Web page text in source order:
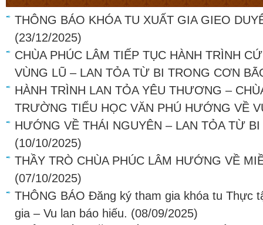
THÔNG BÁO KHÓA TU XUẤT GIA GIEO
(23/12/2025)
CHÙA PHÚC LÂM TIẾP TỤC HÀNH TRÌNH
VÙNG LŨ – LAN TỎA TỪ BI TRONG CƠN
HÀNH TRÌNH LAN TỎA YÊU THƯƠNG –
TRƯỜNG TIỂU HỌC VĂN PHÚ HƯỚNG VỀ
HƯỚNG VỀ THÁI NGUYÊN – LAN TỎA TỪ
(10/10/2025)
THẦY TRÒ CHÙA PHÚC LÂM HƯỚNG VỀ
(07/10/2025)
THÔNG BÁO Đăng ký tham gia khóa tu Thực
gia – Vu lan báo hiếu. (08/09/2025)